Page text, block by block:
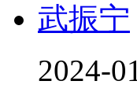
武振宁
2024-